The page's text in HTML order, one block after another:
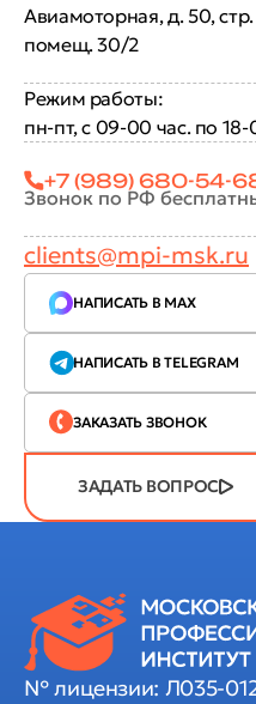
Авиамоторная, д. 50, стр.
помещ. 30/2
Режим работы:
пн-пт, с 09-00 час. по 18-
+7 (989) 680-54-
Звонок по РФ
clients@mpi-msk.ru
НАПИСАТЬ В MAX
НАПИСАТЬ В TELEGRAM
ЗАКАЗАТЬ ЗВОНОК
ЗАДАТЬ ВОПРОС
№ лицензии: Л035-